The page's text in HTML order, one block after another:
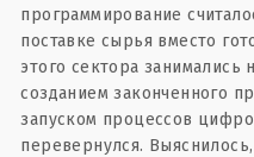
программирование
поставке сырья вместо
этого сектора занимались
созданием законченного
запуском процессов
перевернулся.